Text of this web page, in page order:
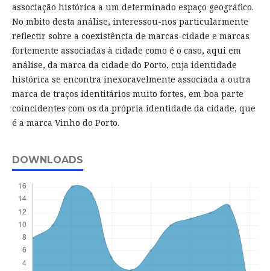
associação histórica a um determinado espaço geográfico.
No mbito desta análise, interessou-nos particularmente
reflectir sobre a coexistência de marcas-cidade e marcas
fortemente associadas à cidade como é o caso, aqui em
análise, da marca da cidade do Porto, cuja identidade
histórica se encontra inexoravelmente associada a outra
marca de traços identitários muito fortes, em boa parte
coincidentes com os da própria identidade da cidade, que
é a marca Vinho do Porto.
DOWNLOADS